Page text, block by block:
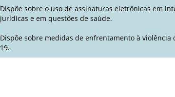
Dispõe sobre o uso de assinaturas eletrônicas em
jurídicas e em questões de saúde.
Dispõe sobre medidas de enfrentamento à
19.